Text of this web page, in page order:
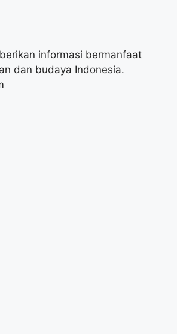
informasi bermanfaat
dan budaya Indonesia.